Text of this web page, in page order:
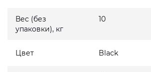
Вес (без
упаковки), кг
10
Цвет Black